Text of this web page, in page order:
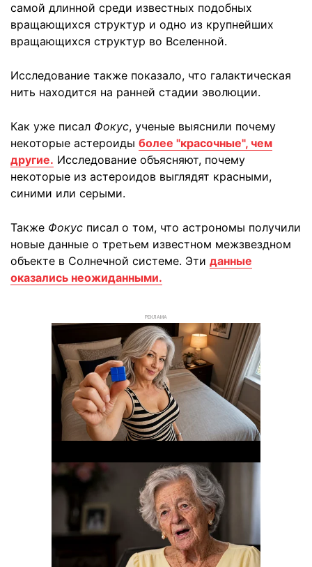
самой длинной среди известных подобных
вращающихся структур и одно из крупнейших
вращающихся структур во Вселенной.
Исследование также показало, что галактическая
нить находится на ранней стадии эволюции.
Как уже писал Фокус, ученые выяснили почему
некоторые астероиды более "красочные", чем
другие. Исследование объясняют, почему
некоторые из астероидов выглядят красными,
синими или серыми.
Также Фокус писал о том, что астрономы получили
новые данные о третьем известном межзвездном
объекте в Солнечной системе. Эти данные
оказались неожиданными.
РЕКЛАМА